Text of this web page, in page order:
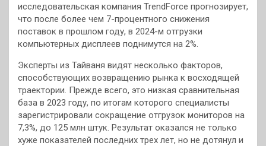
исследовательская компания TrendForce прогнозирует,
что после более чем 7-процентного снижения
поставок в прошлом году, в 2024-м отгрузки
компьютерных дисплеев поднимутся на 2%.
Эксперты из Тайваня видят несколько факторов,
способствующих возвращению рынка к восходящей
траектории. Прежде всего, это низкая сравнительная
база в 2023 году, по итогам которого специалисты
зарегистрировали сокращение отгрузок мониторов на
7,3%, до 125 млн штук. Результат оказался не только
хуже показателей последних трех лет, но не дотянул и